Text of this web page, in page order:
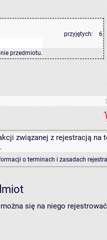
przyjętych: 6
przedmiotu.
związanej z rejestracją
o terminach i zasadach
się na niego